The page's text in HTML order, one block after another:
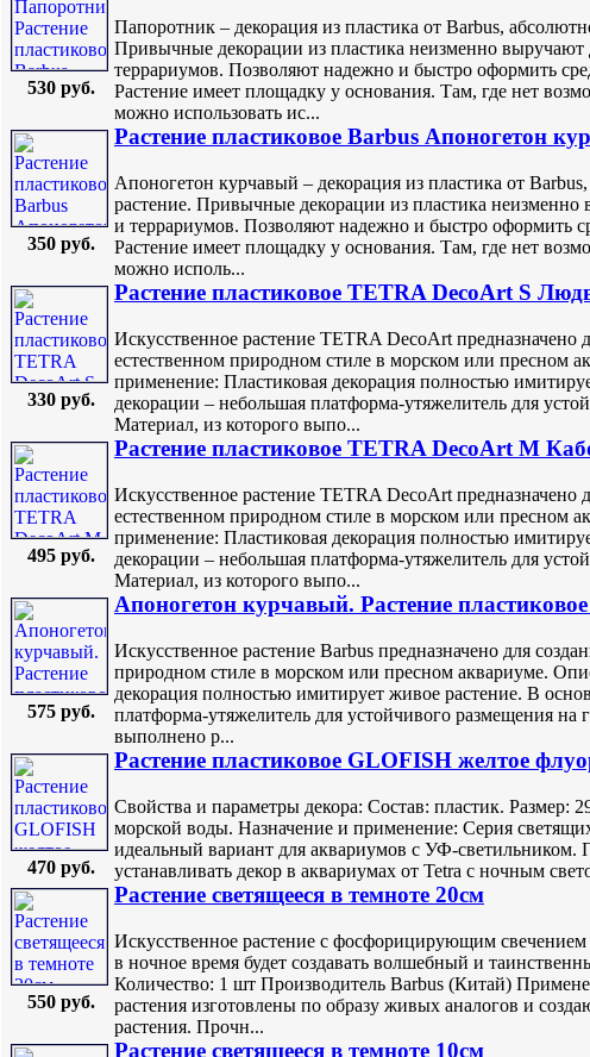
530 руб.
Папоротник – декорация из пластика от Barbus,
Привычные декорации из пластика неизменно выручают
террариумов. Позволяют надежно и быстро оформить
Растение имеет площадку у основания. Там, где нет
можно использовать ис...
350 руб.
Растение пластиковое Barbus Апоногетон
Апоногетон курчавый – декорация из пластика от
растение. Привычные декорации из пластика неизменно
и террариумов. Позволяют надежно и быстро оформить
Растение имеет площадку у основания. Там, где нет
можно исполь...
330 руб.
Растение пластиковое TETRA DecoArt S
Искусственное растение TETRA DecoArt предназначено
естественном природном стиле в морском или пресном
применение: Пластиковая декорация полностью
декорации – небольшая платформа-утяжелитель для
Материал, из которого выпо...
495 руб.
Растение пластиковое TETRA DecoArt M
Искусственное растение TETRA DecoArt предназначено
естественном природном стиле в морском или пресном
применение: Пластиковая декорация полностью
декорации – небольшая платформа-утяжелитель для
Материал, из которого выпо...
575 руб.
Апоногетон курчавый. Растение
Искусственное растение Barbus предназначено для
природном стиле в морском или пресном аквариуме.
декорация полностью имитирует живое растение. В
платформа-утяжелитель для устойчивого размещения на
выполнено р...
470 руб.
Растение пластиковое GLOFISH желтое
Свойства и параметры декора: Состав: пластик. Размер:
морской воды. Назначение и применение: Серия
идеальный вариант для аквариумов с УФ-светильником.
устанавливать декор в аквариумах от Tetra с ночным
550 руб.
Растение светящееся в темноте 20см
Искусственное растение с фосфорицирующим
в ночное время будет создавать волшебный и
Количество: 1 шт Производитель Barbus (Китай)
растения изготовлены по образу живых аналогов и
растения. Прочн...
Растение светящееся в темноте 10см